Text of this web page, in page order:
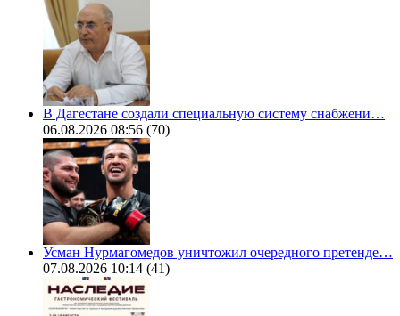
В Дагестане создали специальную систему снабжени…
06.08.2026 08:56 (70)
Усман Нурмагомедов уничтожил очередного претенде…
07.08.2026 10:14 (41)